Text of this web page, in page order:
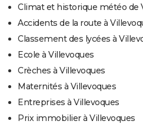
Climat et historique météo de
Accidents de la route à
Classement des lycées à
Ecole à Villevoques
Crèches à Villevoques
Maternités à Villevoques
Entreprises à Villevoques
Prix immobilier à Villevoques